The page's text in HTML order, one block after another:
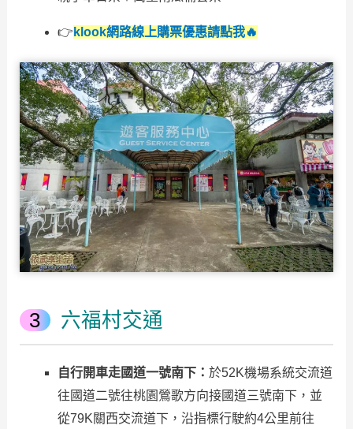
👉 klook網路線上購票優惠請點我🔥
六福村交通
自行開車走國道一號南下： 於52K機場系統交流道
往國道二號往桃園鶯歌方向接國道三號南下，並
從79K關西交流道下，沿指標行駛約4公里前往